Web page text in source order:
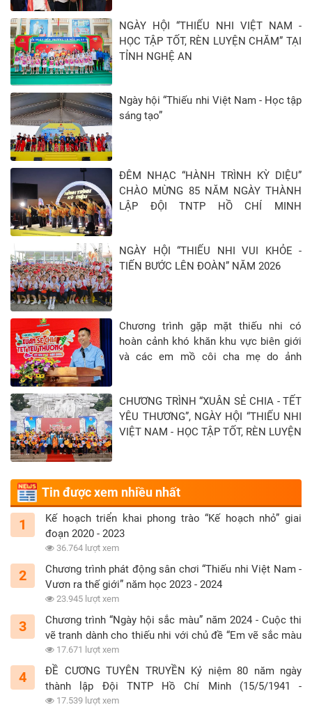
NGÀY HỘI “THIẾU NHI VIỆT NAM -
HỌC TẬP TỐT, RÈN LUYỆN CHĂM” TẠI
TỈNH NGHỆ AN
Ngày hội “Thiếu nhi Việt Nam - Học tập
sáng tạo”
ĐÊM NHẠC “HÀNH TRÌNH KỲ DIỆU”
CHÀO MỪNG 85 NĂM NGÀY THÀNH
LẬP ĐỘI TNTP HỒ CHÍ MINH
NGÀY HỘI “THIẾU NHI VUI KHỎE -
TIẾN BƯỚC LÊN ĐOÀN” NĂM 2026
Chương trình gặp mặt thiếu nhi có
hoàn cảnh khó khăn khu vực biên giới
và các em mồ côi cha mẹ do ảnh
chia - Tết yêu thương” năm 2026
CHƯƠNG TRÌNH “XUÂN SẺ CHIA - TẾT
YÊU THƯƠNG”, NGÀY HỘI “THIẾU NHI
VIỆT NAM - HỌC TẬP TỐT, RÈN LUYỆN
Tin được xem nhiều nhất
1
Kế hoạch triển khai phong trào “Kế hoạch nhỏ” giai
đoạn 2020 - 2023
36.764 lượt xem
2
Chương trình phát động sân chơi “Thiếu nhi Việt Nam -
Vươn ra thế giới” năm học 2023 - 2024
23.945 lượt xem
3
Chương trình “Ngày hội sắc màu” năm 2024 - Cuộc thi
vẽ tranh dành cho thiếu nhi với chủ đề “Em vẽ sắc màu
tình nguyện”
17.671 lượt xem
4
ĐỀ CƯƠNG TUYÊN TRUYỀN Kỷ niệm 80 năm ngày
thành lập Đội TNTP Hồ Chí Minh (15/5/1941 -
15/5/2021)
17.539 lượt xem